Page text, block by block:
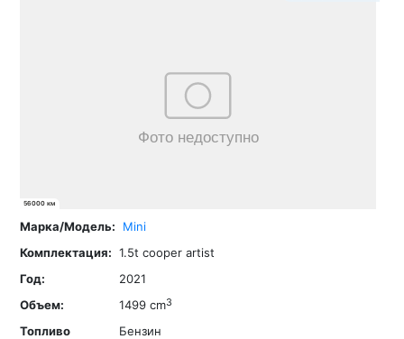
56000 км
Mini
1.5t cooper artist
2021
1499 cm3
Бензин